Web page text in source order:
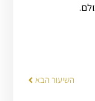
השיעור הבא